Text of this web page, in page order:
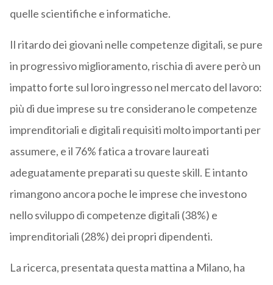
quelle scientifiche e informatiche.
Il ritardo dei giovani nelle competenze digitali, se pure
in progressivo miglioramento, rischia di avere però un
impatto forte sul loro ingresso nel mercato del lavoro:
più di due imprese su tre considerano le competenze
imprenditoriali e digitali requisiti molto importanti per
assumere, e il 76% fatica a trovare laureati
adeguatamente preparati su queste skill. E intanto
rimangono ancora poche le imprese che investono
nello sviluppo di competenze digitali (38%) e
imprenditoriali (28%) dei propri dipendenti.
La ricerca, presentata questa mattina a Milano, ha